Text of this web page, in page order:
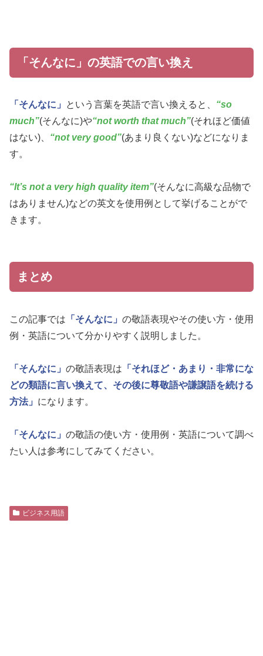
「そんなに」の英語での言い換え
「そんなに」 という言葉を英語で言い換えると、 “so
much”(そんなに)や“not worth that much”(それほど価値
はない)、 “not very good”(あまり良くない)などになりま
す。
“It’s not a very high quality item”(そんなに高級な品物で
はありません)などの英文を使用例として挙げることがで
きます。
まとめ
この記事では 「そんなに」 の敬語表現やその使い方・使用
例・英語について分かりやすく説明しました。
「そんなに」 の敬語表現は 「それほど・あまり・非常にな
どの類語に言い換えて、その後に尊敬語や謙譲語を続ける
方法」 になります。
「そんなに」 の敬語の使い方・使用例・英語について調べ
たい人は参考にしてみてください。
ビジネス用語